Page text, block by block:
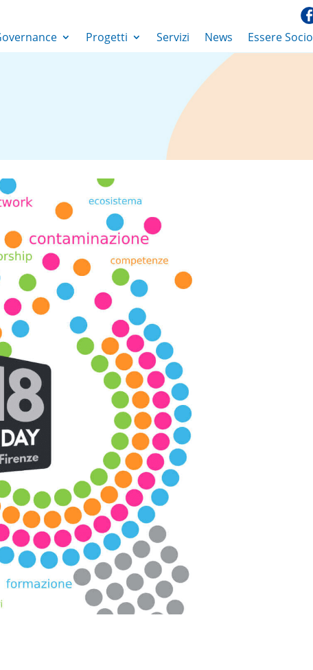
Progetti Servizi News Essere Socio